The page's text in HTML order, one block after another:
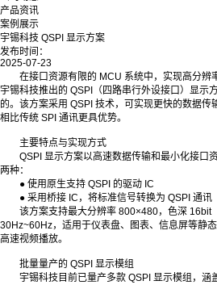
产品资讯
案例展示
宇锡科技 QSPI 显示方案
发布时间：
2025-07-23
在接口资源有限的 MCU 系统中，实现高分辨
宇锡科技推出的 QSPI（四路串行外设接口）显示
的。该方案采用 QSPI 技术，可实现更快的数据传
相比传统 SPI 通讯更具优势。
主要特点与实现方式
QSPI 显示方案以高速数据传输和最小化接口
两种：
● 使用原生支持 QSPI 的驱动 IC
● 采用桥接 IC，将标准信号转换为 QSPI 通讯
该方案支持最大分辨率 800×480，色深 16bit
30Hz~60Hz，适用于仪表盘、图表、信息屏等静
高速视频播放。
批量量产的 QSPI 显示模组
宇锡科技目前已量产多款 QSPI 显示模组，涵